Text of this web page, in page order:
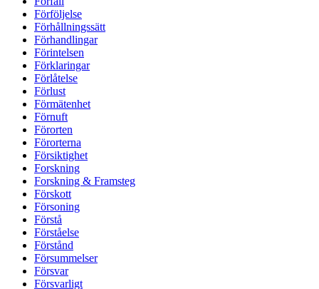
Förföljelse
Förhållningssätt
Förhandlingar
Förintelsen
Förklaringar
Förlåtelse
Förlust
Förmätenhet
Förnuft
Förorten
Förorterna
Försiktighet
Forskning
Forskning & Framsteg
Förskott
Försoning
Förstå
Förståelse
Förstånd
Försummelser
Försvar
Försvarligt